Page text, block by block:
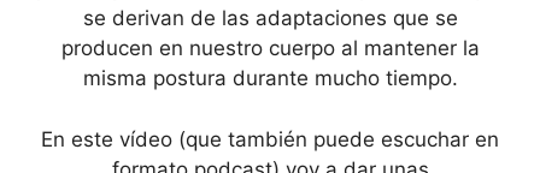
se derivan de las adaptaciones que se
producen en nuestro cuerpo al mantener la
misma postura durante mucho tiempo.
En este vídeo (que también puede escuchar en